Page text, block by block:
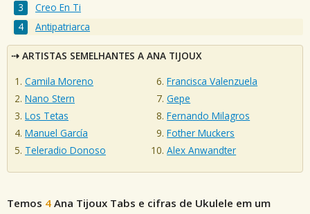
Creo En Ti
Antipatriarca
ARTISTAS SEMELHANTES A ANA TIJOUX
Camila Moreno
Nano Stern
Los Tetas
Manuel García
Teleradio Donoso
Francisca Valenzuela
Gepe
Fernando Milagros
Fother Muckers
Alex Anwandter
Temos 4 Ana Tijoux Tabs e cifras de Ukulele em um